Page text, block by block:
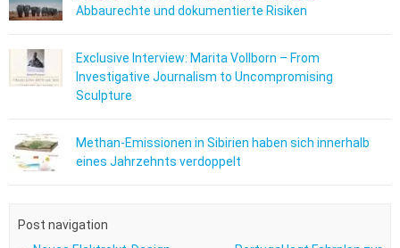
Abbaurechte und dokumentierte Risiken
Exclusive Interview: Marita Vollborn – From
Investigative Journalism to Uncompromising
Sculpture
Methan-Emissionen in Sibirien haben sich innerhalb
eines Jahrzehnts verdoppelt
Post navigation